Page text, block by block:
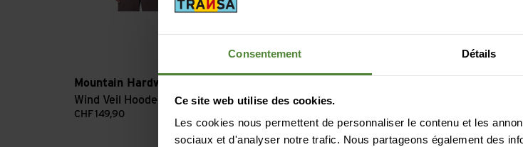
Consentement Détails
Ce site web utilise des cookies.
Les cookies nous permettent de personnaliser le contenu et les
sociaux et d'analyser notre trafic. Nous partageons également des
Mountain Hardwear
Wind Veil Hooded Jacket
CHF149,90
Kor AirShell Hoody